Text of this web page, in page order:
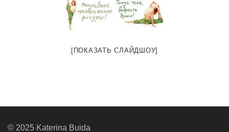
[ПОКАЗАТЬ СЛАЙДШОУ]
© 2025 Katerina Buida